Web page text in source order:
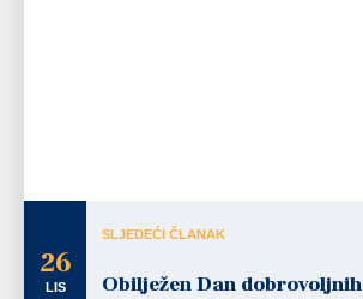
26
LIS
SLJEDEĆI ČLANAK
Obilježen Dan dobrovoljnih